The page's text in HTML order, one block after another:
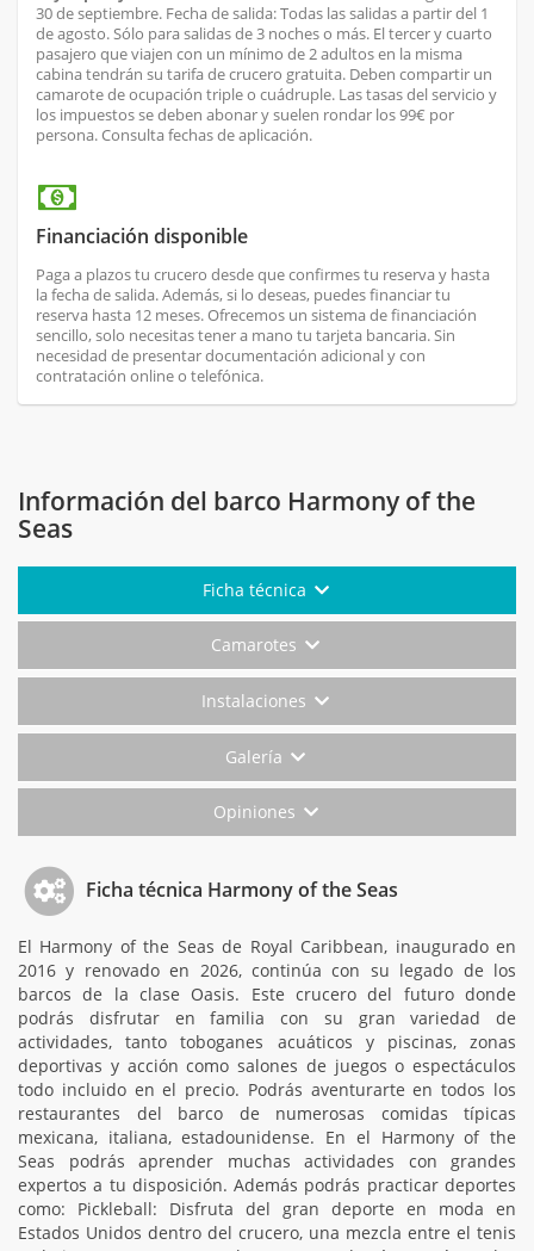
30 de septiembre. Fecha de salida: Todas las salidas a partir del 1
de agosto. Sólo para salidas de 3 noches o más. El tercer y cuarto
pasajero que viajen con un mínimo de 2 adultos en la misma
cabina tendrán su tarifa de crucero gratuita. Deben compartir un
camarote de ocupación triple o cuádruple. Las tasas del servicio y
los impuestos se deben abonar y suelen rondar los 99€ por
persona. Consulta fechas de aplicación.
Financiación disponible
Paga a plazos tu crucero desde que confirmes tu reserva y hasta
la fecha de salida. Además, si lo deseas, puedes financiar tu
reserva hasta 12 meses. Ofrecemos un sistema de financiación
sencillo, solo necesitas tener a mano tu tarjeta bancaria. Sin
necesidad de presentar documentación adicional y con
contratación online o telefónica.
Información del barco Harmony of the
Seas
Ficha técnica
Camarotes
Instalaciones
Galería
Opiniones
Ficha técnica Harmony of the Seas
El Harmony of the Seas de Royal Caribbean, inaugurado en
2016 y renovado en 2026, continúa con su legado de los
barcos de la clase Oasis. Este crucero del futuro donde
podrás disfrutar en familia con su gran variedad de
actividades, tanto toboganes acuáticos y piscinas, zonas
deportivas y acción como salones de juegos o espectáculos
todo incluido en el precio. Podrás aventurarte en todos los
restaurantes del barco de numerosas comidas típicas
mexicana, italiana, estadounidense. En el Harmony of the
Seas podrás aprender muchas actividades con grandes
expertos a tu disposición. Además podrás practicar deportes
como: Pickleball: Disfruta del gran deporte en moda en
Estados Unidos dentro del crucero, una mezcla entre el tenis